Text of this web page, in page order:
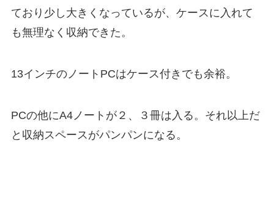
ており少し大きくなっているが、ケースに入れて
も無理なく収納できた。
13インチのノートPCはケース付きでも余裕。
PCの他にA4ノートが２、３冊は入る。それ以上だ
と収納スペースがパンパンになる。